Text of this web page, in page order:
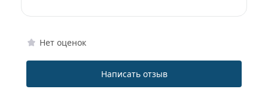
Нет оценок
Написать отзыв